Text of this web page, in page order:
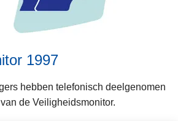
1997
hebben telefonisch deelgenomen
de Veiligheidsmonitor.